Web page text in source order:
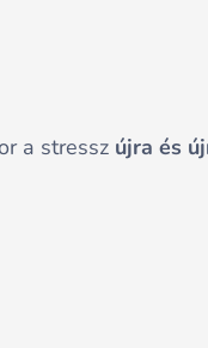
a stressz újra és